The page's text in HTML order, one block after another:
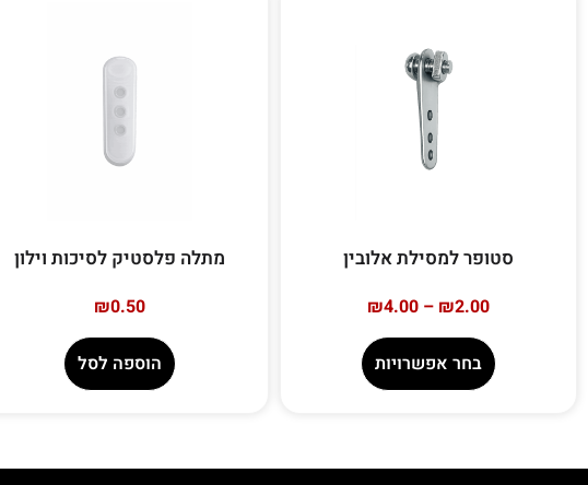
סטופר למסילת אלובין
₪2.00
–
₪4.00
בחר אפשרויות
מתלה פלסטיק לסיכות וילון
₪0.50
הוספה לסל